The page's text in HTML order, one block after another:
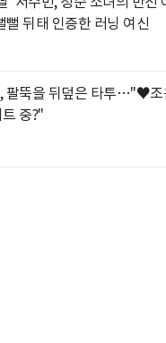
뒤태 인증한 러닝 여신
팔뚝을 뒤덮은 타투…"♥조
중?"